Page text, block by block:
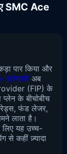
SMC Ace
पार किया और
अब
(FIP) के
के बीचोबीच
ट्रेड्स, फंड लेजर,
लाता है।
लिए यह उच्च-
से कहीं ज़्यादा